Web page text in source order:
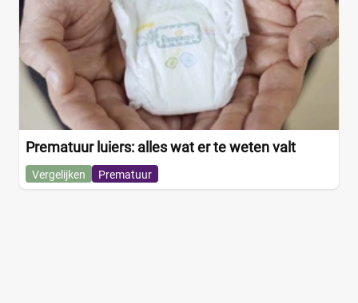
Prematuur luiers: alles wat er te weten valt
Vergelijken Prematuur